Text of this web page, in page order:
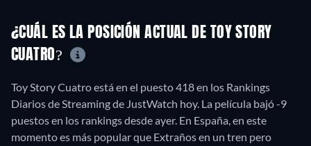
¿CUÁL ES LA POSICIÓN ACTUAL DE TOY STORY
CUATRO?
Toy Story Cuatro está en el puesto 418 en los Rankings
Diarios de Streaming de JustWatch hoy. La película bajó -9
puestos en los rankings desde ayer. En España, en este
momento es más popular que Extraños en un tren pero